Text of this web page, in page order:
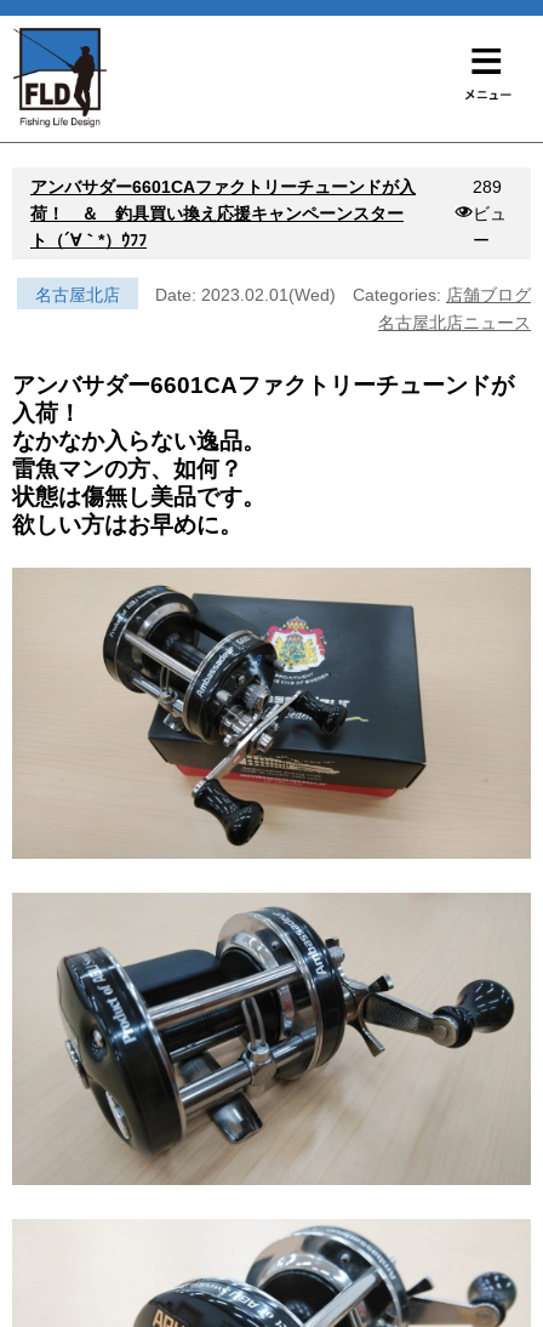
アンバサダー6601CAファクトリーチューンドが入
荷！ ＆ 釣具買い換え応援キャンペーンスター
ト（´∀｀*）ｳﾌﾌ
289
ビュ
ー
名古屋北店 Date: 2023.02.01(Wed) Categories: 店舗ブログ
名古屋北店ニュース
アンバサダー6601CAファクトリーチューンドが
入荷！
なかなか入らない逸品。
雷魚マンの方、如何？
状態は傷無し美品です。
欲しい方はお早めに。